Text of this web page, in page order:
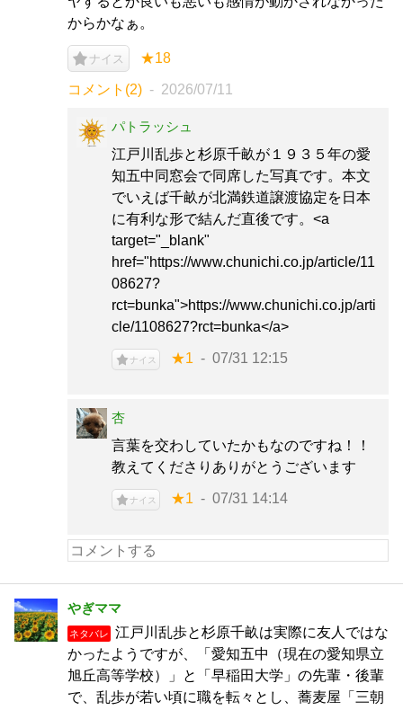
からかなぁ。
ナイス ★18
コメント(2) 2026/07/11
パトラッシュ
江戸川乱歩と杉原千畝が１９３５年の愛
知五中同窓会で同席した写真です。本文
でいえば千畝が北満鉄道譲渡協定を日本
に有利な形で結んだ直後です。<a
target="_blank"
href="https://www.chunichi.co.jp/article/11
08627?
rct=bunka">https://www.chunichi.co.jp/arti
cle/1108627?rct=bunka</a>
ナイス ★1 07/31 12:15
杏
言葉を交わしていたかもなのですね！！
教えてくださりありがとうございます
ナイス ★1 07/31 14:14
やぎママ
ネタバレ
江戸川乱歩と杉原千畝は実際に友人ではな
かったようですが、「愛知五中（現在の愛知県立
旭丘高等学校）」と「早稲田大学」の先輩・後輩
で、乱歩が若い頃に職を転々とし、蕎麦屋「三朝